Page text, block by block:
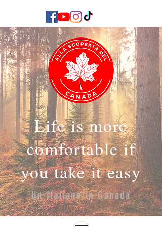
Life is more
comfortable if
you take it easy
Un Italiano in Canada